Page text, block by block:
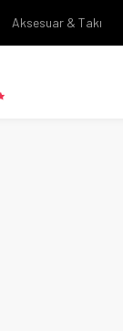
Aksesuar & Takı